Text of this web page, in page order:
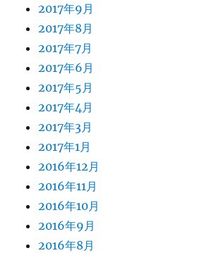
2017年9月
2017年8月
2017年7月
2017年6月
2017年5月
2017年4月
2017年3月
2017年1月
2016年12月
2016年11月
2016年10月
2016年9月
2016年8月